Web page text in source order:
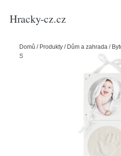
Hracky-cz.cz
Domů / Produkty / Dům a zahrada /
Sada otisků se závěsnými rámečky